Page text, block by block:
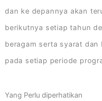
dan ke depannya akan
berikutnya setiap tahun
beragam serta syarat
pada setiap periode
Yang Perlu diperhatikan